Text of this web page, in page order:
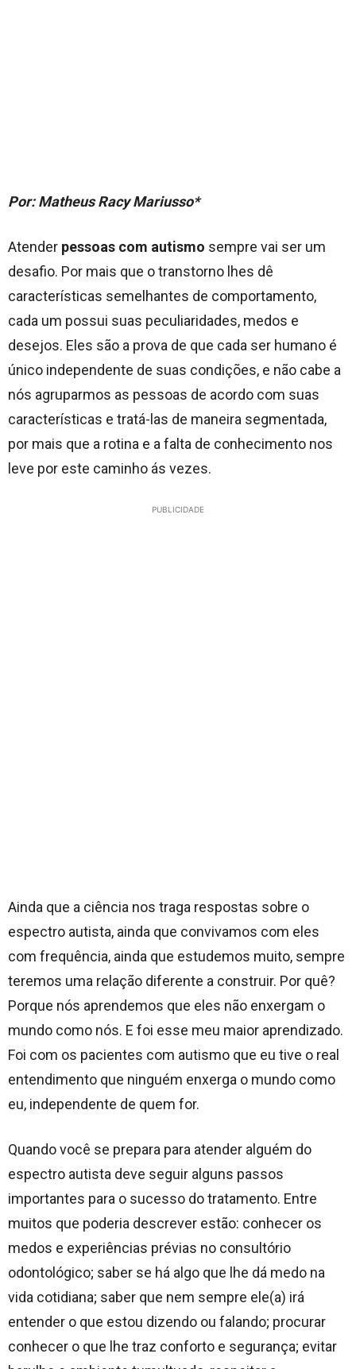
Por: Matheus Racy Mariusso*
Atender pessoas com autismo sempre vai ser um
desafio. Por mais que o transtorno lhes dê
características semelhantes de comportamento,
cada um possui suas peculiaridades, medos e
desejos. Eles são a prova de que cada ser humano é
único independente de suas condições, e não cabe a
nós agruparmos as pessoas de acordo com suas
características e tratá-las de maneira segmentada,
por mais que a rotina e a falta de conhecimento nos
leve por este caminho ás vezes.
PUBLICIDADE
Ainda que a ciência nos traga respostas sobre o
espectro autista, ainda que convivamos com eles
com frequência, ainda que estudemos muito, sempre
teremos uma relação diferente a construir. Por quê?
Porque nós aprendemos que eles não enxergam o
mundo como nós. E foi esse meu maior aprendizado.
Foi com os pacientes com autismo que eu tive o real
entendimento que ninguém enxerga o mundo como
eu, independente de quem for.
Quando você se prepara para atender alguém do
espectro autista deve seguir alguns passos
importantes para o sucesso do tratamento. Entre
muitos que poderia descrever estão: conhecer os
medos e experiências prévias no consultório
odontológico; saber se há algo que lhe dá medo na
vida cotidiana; saber que nem sempre ele(a) irá
entender o que estou dizendo ou falando; procurar
conhecer o que lhe traz conforto e segurança; evitar